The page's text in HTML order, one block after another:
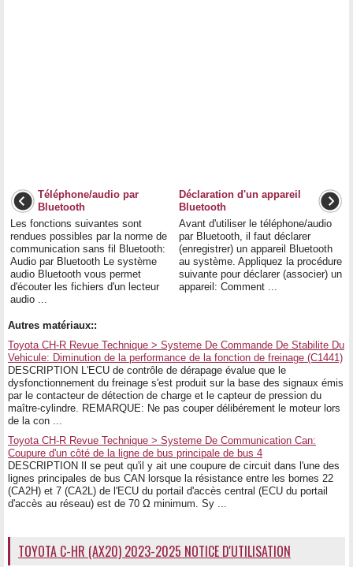
Téléphone/audio par
Bluetooth
Les fonctions suivantes sont
rendues possibles par la norme de
communication sans fil Bluetooth:
Audio par Bluetooth Le système
audio Bluetooth vous permet
d'écouter les fichiers d'un lecteur
audio ...
Déclaration d'un appareil
Bluetooth
Avant d'utiliser le téléphone/audio
par Bluetooth, il faut déclarer
(enregistrer) un appareil Bluetooth
au système. Appliquez la procédure
suivante pour déclarer (associer) un
appareil: Comment ...
Autres matériaux::
Toyota CH-R Revue Technique > Systeme De Commande De Stabilite Du
Vehicule: Diminution de la performance de la fonction de freinage (C1441)
DESCRIPTION L'ECU de contrôle de dérapage évalue que le
dysfonctionnement du freinage s'est produit sur la base des signaux émis
par le contacteur de détection de charge et le capteur de pression du
maître-cylindre. REMARQUE: Ne pas couper délibérement le moteur lors
de la con ...
Toyota CH-R Revue Technique > Systeme De Communication Can:
Coupure d'un côté de la ligne de bus principale de bus 4
DESCRIPTION Il se peut qu'il y ait une coupure de circuit dans l'une des
lignes principales de bus CAN lorsque la résistance entre les bornes 22
(CA2H) et 7 (CA2L) de l'ECU du portail d'accès central (ECU du portail
d'accès au réseau) est de 70 Ω minimum. Sy ...
TOYOTA C-HR (AX20) 2023-2025 NOTICE D'UTILISATION